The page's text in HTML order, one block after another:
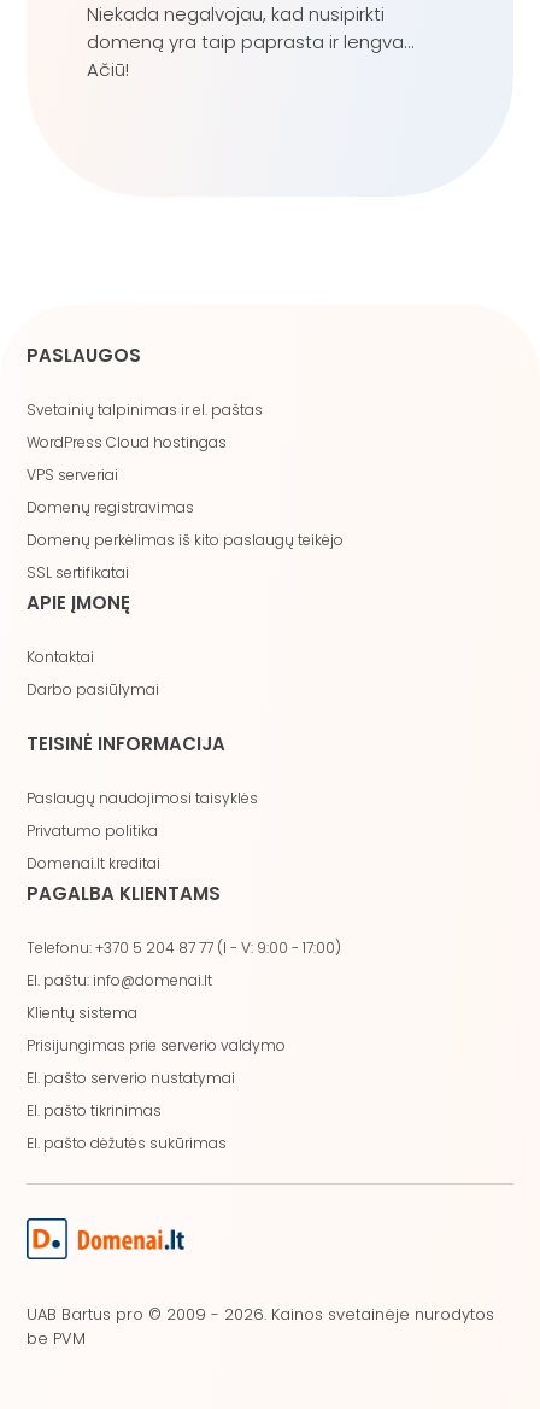
Niekada negalvojau, kad nusipirkti
domeną yra taip paprasta ir lengva...
Ačiū!
PASLAUGOS
Svetainių talpinimas ir el. paštas
WordPress Cloud hostingas
VPS serveriai
Domenų registravimas
Domenų perkėlimas iš kito paslaugų teikėjo
SSL sertifikatai
APIE ĮMONĘ
Kontaktai
Darbo pasiūlymai
TEISINĖ INFORMACIJA
Paslaugų naudojimosi taisyklės
Privatumo politika
Domenai.lt kreditai
PAGALBA KLIENTAMS
Telefonu: +370 5 204 87 77 (I - V: 9:00 - 17:00)
El. paštu: info@domenai.lt
Klientų sistema
Prisijungimas prie serverio valdymo
El. pašto serverio nustatymai
El. pašto tikrinimas
El. pašto dėžutės sukūrimas
UAB Bartus pro © 2009 - 2026. Kainos svetainėje nurodytos
be PVM